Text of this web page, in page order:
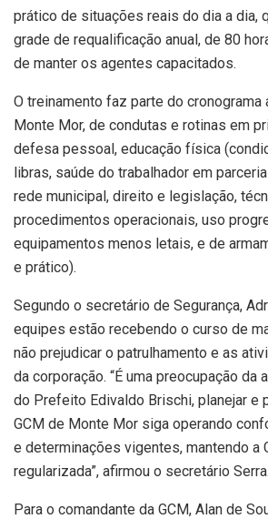
prático de situações reais do dia a dia,
grade de requalificação anual, de 80
de manter os agentes capacitados.
O treinamento faz parte do cronograma
Monte Mor, de condutas e rotinas em
defesa pessoal, educação física
libras, saúde do trabalhador em
rede municipal, direito e legislação,
procedimentos operacionais, uso
equipamentos menos letais, e de
e prático).
Segundo o secretário de Segurança,
equipes estão recebendo o curso de
não prejudicar o patrulhamento e as
da corporação. “É uma preocupação da
do Prefeito Edivaldo Brischi, planejar e
GCM de Monte Mor siga operando
e determinações vigentes, mantendo a
regularizada”, afirmou o secretário Serra.
Para o comandante da GCM, Alan de